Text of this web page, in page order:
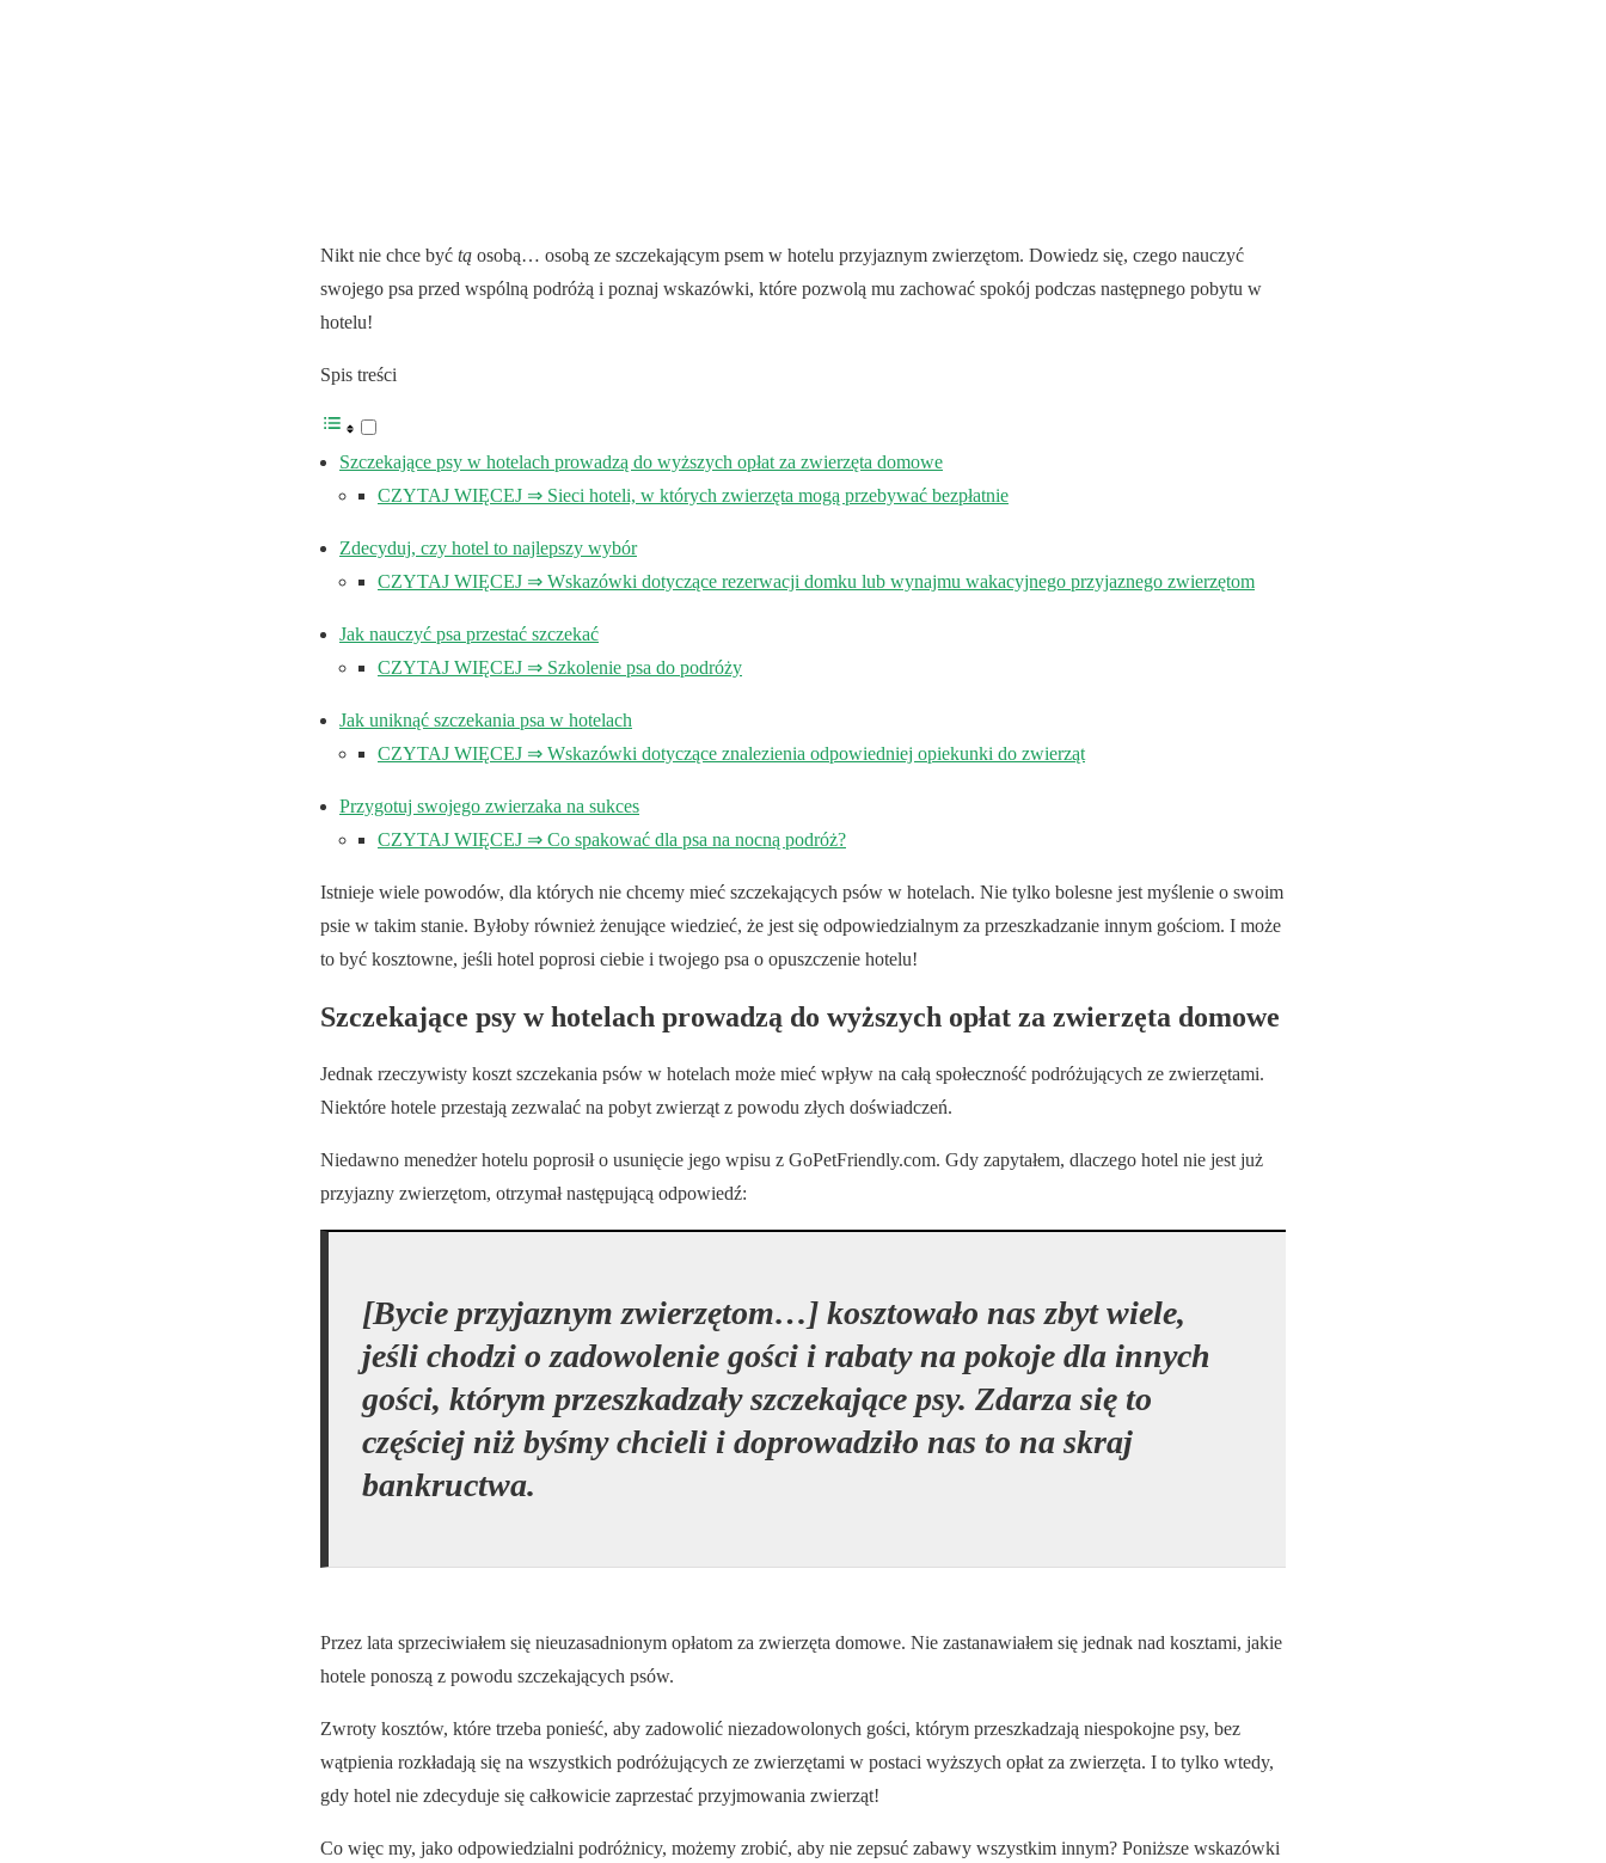
Nikt nie chce być tą osobą… osobą ze szczekającym psem w hotelu przyjaznym zwierzętom. Dowiedz się, czego nauczyć
swojego psa przed wspólną podróżą i poznaj wskazówki, które pozwolą mu zachować spokój podczas następnego pobytu w
hotelu!
Spis treści
Szczekające psy w hotelach prowadzą do wyższych opłat za zwierzęta domowe
CZYTAJ WIĘCEJ ⇒ Sieci hoteli, w których zwierzęta mogą przebywać bezpłatnie
Zdecyduj, czy hotel to najlepszy wybór
CZYTAJ WIĘCEJ ⇒ Wskazówki dotyczące rezerwacji domku lub wynajmu wakacyjnego przyjaznego zwierzętom
Jak nauczyć psa przestać szczekać
CZYTAJ WIĘCEJ ⇒ Szkolenie psa do podróży
Jak uniknąć szczekania psa w hotelach
CZYTAJ WIĘCEJ ⇒ Wskazówki dotyczące znalezienia odpowiedniej opiekunki do zwierząt
Przygotuj swojego zwierzaka na sukces
CZYTAJ WIĘCEJ ⇒ Co spakować dla psa na nocną podróż?
Istnieje wiele powodów, dla których nie chcemy mieć szczekających psów w hotelach. Nie tylko bolesne jest myślenie o swoim
psie w takim stanie. Byłoby również żenujące wiedzieć, że jest się odpowiedzialnym za przeszkadzanie innym gościom. I może
to być kosztowne, jeśli hotel poprosi ciebie i twojego psa o opuszczenie hotelu!
Szczekające psy w hotelach prowadzą do wyższych opłat za zwierzęta domowe
Jednak rzeczywisty koszt szczekania psów w hotelach może mieć wpływ na całą społeczność podróżujących ze zwierzętami.
Niektóre hotele przestają zezwalać na pobyt zwierząt z powodu złych doświadczeń.
Niedawno menedżer hotelu poprosił o usunięcie jego wpisu z GoPetFriendly.com. Gdy zapytałem, dlaczego hotel nie jest już
przyjazny zwierzętom, otrzymał następującą odpowiedź:
[Bycie przyjaznym zwierzętom…] kosztowało nas zbyt wiele,
jeśli chodzi o zadowolenie gości i rabaty na pokoje dla innych
gości, którym przeszkadzały szczekające psy. Zdarza się to
częściej niż byśmy chcieli i doprowadziło nas to na skraj
bankructwa.
Przez lata sprzeciwiałem się nieuzasadnionym opłatom za zwierzęta domowe. Nie zastanawiałem się jednak nad kosztami, jakie
hotele ponoszą z powodu szczekających psów.
Zwroty kosztów, które trzeba ponieść, aby zadowolić niezadowolonych gości, którym przeszkadzają niespokojne psy, bez
wątpienia rozkładają się na wszystkich podróżujących ze zwierzętami w postaci wyższych opłat za zwierzęta. I to tylko wtedy,
gdy hotel nie zdecyduje się całkowicie zaprzestać przyjmowania zwierząt!
Co więc my, jako odpowiedzialni podróżnicy, możemy zrobić, aby nie zepsuć zabawy wszystkim innym? Poniższe wskazówki